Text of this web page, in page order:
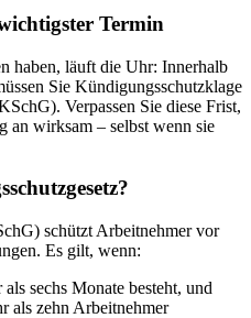
Termin
haben, läuft die Uhr: Innerhalb
Sie Kündigungsschutzklage
Verpassen Sie diese Frist,
an wirksam – selbst wenn sie
schützt Arbeitnehmer vor
Es gilt, wenn:
sechs Monate besteht, und
als zehn Arbeitnehmer